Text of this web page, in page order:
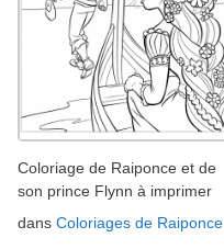
Coloriage de Raiponce et de
son prince Flynn à imprimer
dans Coloriages de Raiponce